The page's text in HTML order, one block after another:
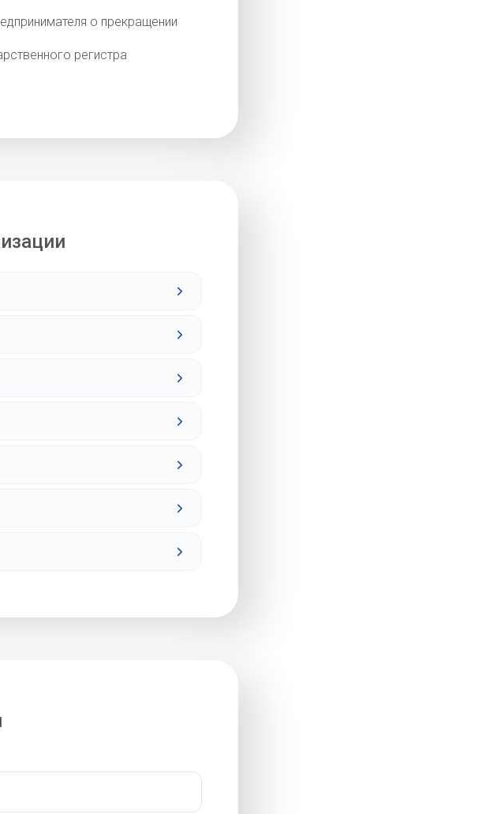
о прекращении
регистра